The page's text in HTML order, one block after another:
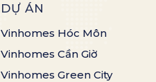
DỰ ÁN
Vinhomes Hóc Môn
Vinhomes Cần Giờ
Vinhomes Green City